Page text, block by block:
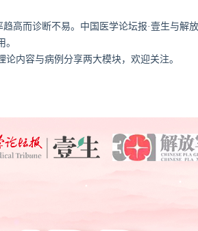
高而诊断不易。中国医学论坛报·壹生与
内容与病例分享两大模块，欢迎关注。